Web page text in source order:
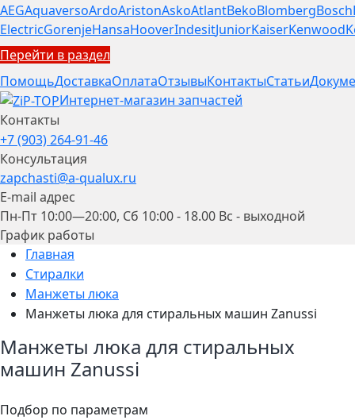
AEGAquaversoArdoAristonAskoAtlantBekoBlombergBosch
ElectricGorenjeHansaHooverIndesitJuniorKaiserKenwood
Перейти в раздел
ПомощьДоставкаОплатаОтзывыКонтактыСтатьи
Интернет-магазин запчастей
Контакты
+7 (903) 264-91-46
Консультация
zapchasti@a-qualux.ru
E-mail адрес
Пн-Пт 10:00—20:00, Сб 10:00 - 18.00 Вс - выходной
График работы
Главная
Стиралки
Манжеты люка
Манжеты люка для стиральных машин Zanussi
Манжеты люка для стиральных
машин Zanussi
Подбор по параметрам